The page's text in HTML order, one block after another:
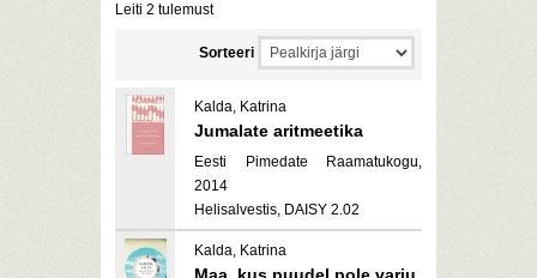
Leiti 2 tulemust
Sorteeri
Kalda, Katrina
Jumalate aritmeetika
Eesti Pimedate Raamatukogu,
2014
Helisalvestis, DAISY 2.02
Kalda, Katrina